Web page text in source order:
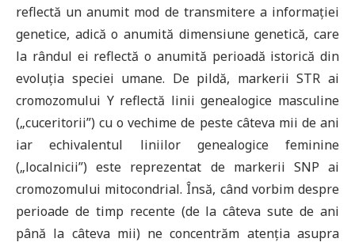
reflectă un anumit mod de transmitere a informației
genetice, adică o anumită dimensiune genetică, care
la rândul ei reflectă o anumită perioadă istorică din
evoluția speciei umane. De pildă, markerii STR ai
cromozomului Y reflectă linii genealogice masculine
(„cuceritorii”) cu o vechime de peste câteva mii de ani
iar echivalentul liniilor genealogice feminine
(„localnicii”) este reprezentat de markerii SNP ai
cromozomului mitocondrial. Însă, când vorbim despre
perioade de timp recente (de la câteva sute de ani
până la câteva mii) ne concentrăm atenția asupra